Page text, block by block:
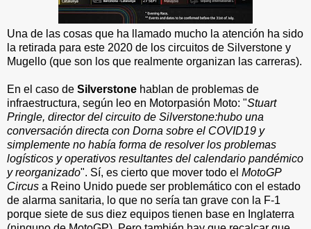
Una de las cosas que ha llamado mucho la atención ha sido
la retirada para este 2020 de los circuitos de Silverstone y
Mugello (que son los que realmente organizan las carreras).
En el caso de Silverstone hablan de problemas de
infraestructura, según leo en Motorpasión Moto: "Stuart
Pringle, director del circuito de Silverstone:hubo una
conversación directa con Dorna sobre el COVID19 y
simplemente no había forma de resolver los problemas
logísticos y operativos resultantes del calendario pandémico
y reorganizado". Sí, es cierto que mover todo el MotoGP
Circus a Reino Unido puede ser problemático con el estado
de alarma sanitaria, lo que no sería tan grave con la F-1
porque siete de sus diez equipos tienen base en Inglaterra